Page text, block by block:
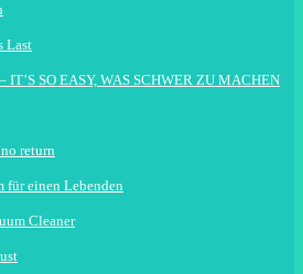
Last
IT’S SO EASY, WAS SCHWER ZU MACHEN
return
für einen Lebenden
Cleaner